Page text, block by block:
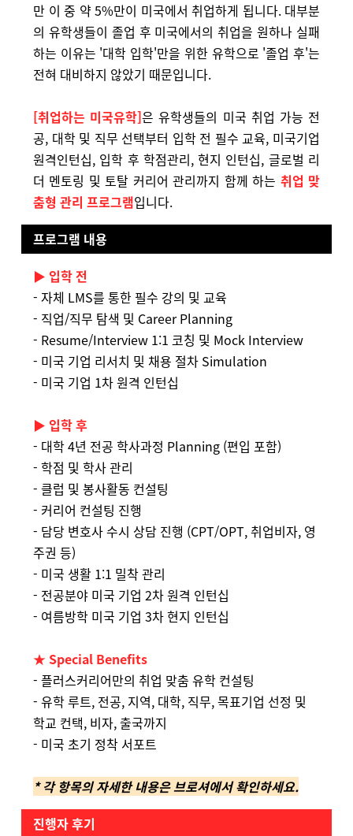
만 이 중 약 5%만이 미국에서 취업하게 됩니다. 대부분
의 유학생들이 졸업 후 미국에서의 취업을 원하나 실패
하는 이유는 '대학 입학'만을 위한 유학으로 '졸업 후'는
전혀 대비하지 않았기 때문입니다.
[취업하는 미국유학]은 유학생들의 미국 취업 가능 전
공, 대학 및 직무 선택부터 입학 전 필수 교육, 미국기업
원격인턴십, 입학 후 학점관리, 현지 인턴십, 글로벌 리
더 멘토링 및 토탈 커리어 관리까지 함께 하는 취업 맞
춤형 관리 프로그램입니다.
프로그램 내용
▶ 입학 전
- 자체 LMS를 통한 필수 강의 및 교육
- 직업/직무 탐색 및 Career Planning
- Resume/Interview 1:1 코칭 및 Mock Interview
- 미국 기업 리서치 및 채용 절차 Simulation
- 미국 기업 1차 원격 인턴십
▶ 입학 후
- 대학 4년 전공 학사과정 Planning (편입 포함)
- 학점 및 학사 관리
- 클럽 및 봉사활동 컨설팅
- 커리어 컨설팅 진행
- 담당 변호사 수시 상담 진행 (CPT/OPT, 취업비자, 영
주권 등)
- 미국 생활 1:1 밀착 관리
- 전공분야 미국 기업 2차 원격 인턴십
- 여름방학 미국 기업 3차 현지 인턴십
★ Special Benefits
- 플러스커리어만의 취업 맞춤 유학 컨설팅
- 유학 루트, 전공, 지역, 대학, 직무, 목표기업 선정 및
학교 컨택, 비자, 출국까지
- 미국 초기 정착 서포트
* 각 항목의 자세한 내용은 브로셔에서 확인하세요.
진행자 후기